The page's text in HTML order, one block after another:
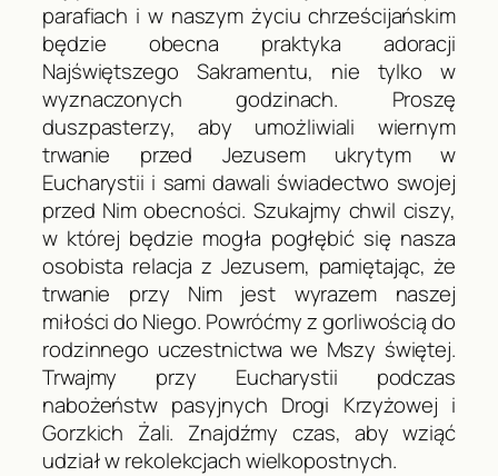
parafiach i w naszym życiu chrześcijańskim
będzie obecna praktyka adoracji
Najświętszego Sakramentu, nie tylko w
wyznaczonych godzinach. Proszę
duszpasterzy, aby umożliwiali wiernym
trwanie przed Jezusem ukrytym w
Eucharystii i sami dawali świadectwo swojej
przed Nim obecności. Szukajmy chwil ciszy,
w której będzie mogła pogłębić się nasza
osobista relacja z Jezusem, pamiętając, że
trwanie przy Nim jest wyrazem naszej
miłości do Niego. Powróćmy z gorliwością do
rodzinnego uczestnictwa we Mszy świętej.
Trwajmy przy Eucharystii podczas
nabożeństw pasyjnych Drogi Krzyżowej i
Gorzkich Żali. Znajdźmy czas, aby wziąć
udział w rekolekcjach wielkopostnych.